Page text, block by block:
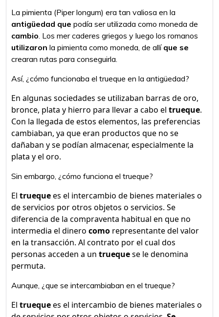
La pimienta (Piper longum) era tan valiosa en la
antigüedad que podía ser utilizada como moneda de
cambio. Los mer caderes griegos y luego los romanos
utilizaron la pimienta como moneda, de allí que se
crearan rutas para conseguirla.
Así, ¿cómo funcionaba el trueque en la antigüedad?
En algunas sociedades se utilizaban barras de oro,
bronce, plata y hierro para llevar a cabo el trueque.
Con la llegada de estos elementos, las preferencias
cambiaban, ya que eran productos que no se
dañaban y se podían almacenar, especialmente la
plata y el oro.
Sin embargo, ¿cómo funciona el trueque?
El truequees el intercambio de bienes materiales o
de servicios por otros objetos o servicios. Se
diferencia de la compraventa habitual en que no
intermedia el dinero como representante del valor
en la transacción. Al contrato por el cual dos
personas acceden a un truequese le denomina
permuta.
Aunque, ¿que se intercambiaban en el trueque?
El truequees el intercambio de bienes materiales o